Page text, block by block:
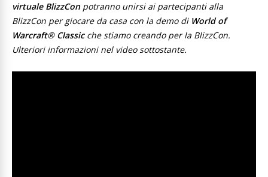
virtuale BlizzCon potranno unirsi ai partecipanti alla
BlizzCon per giocare da casa con la demo di World of
Warcraft® Classicche stiamo creando per la BlizzCon.
Ulteriori informazioni nel video sottostante.